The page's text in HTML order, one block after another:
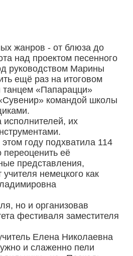
жанров - от блюза до
над проектом песенного
руководством Марины
ещё раз на итоговом
танцем «Папарацци»
командой школы
их
году подхватила 114
переоценить её
представления,
немецкого как
но и организовав
фестиваля заместителя
Елена Николаевна
и слаженно пели